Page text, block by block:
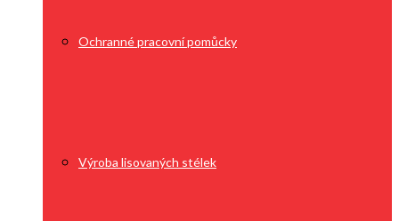
Ochranné pracovní pomůcky
Výroba lisovaných stélek